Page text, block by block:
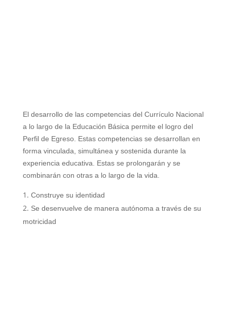
El desarrollo de las competencias del Currículo Nacional
a lo largo de la Educación Básica permite el logro del
Perfil de Egreso. Estas competencias se desarrollan en
forma vinculada, simultánea y sostenida durante la
experiencia educativa. Estas se prolongarán y se
combinarán con otras a lo largo de la vida.
Construye su identidad
Se desenvuelve de manera autónoma a través de su
motricidad